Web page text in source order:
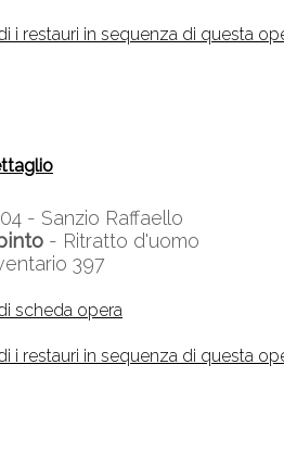
i restauri in sequenza di questa
- Sanzio Raffaello
- Ritratto d'uomo
397
scheda opera
i restauri in sequenza di questa